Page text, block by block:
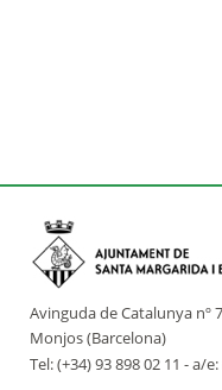
Avinguda de Catalunya nº
Monjos (Barcelona)
Tel: (+34) 93 898 02 11 - a/e: